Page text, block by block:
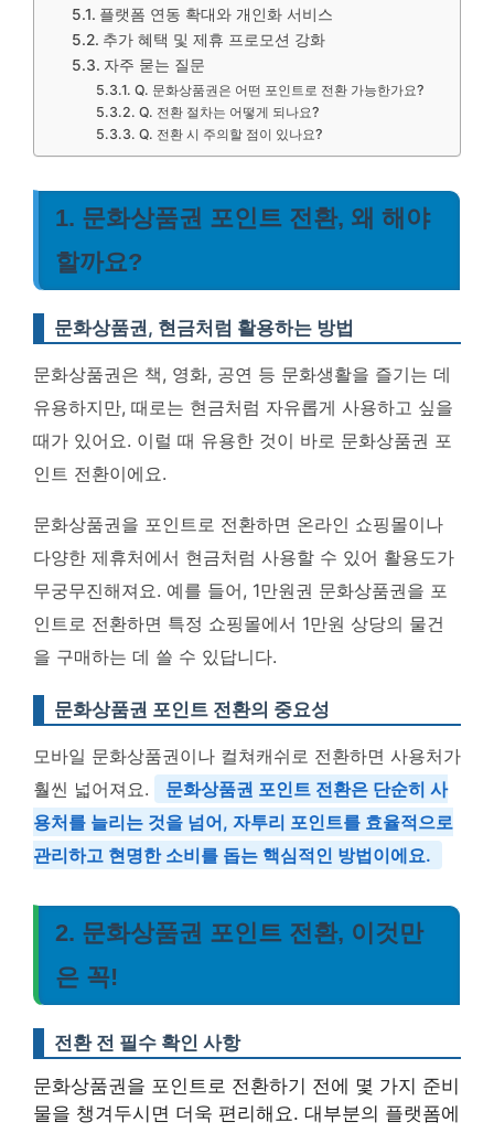
플랫폼 연동 확대와 개인화 서비스
추가 혜택 및 제휴 프로모션 강화
자주 묻는 질문
Q. 문화상품권은 어떤 포인트로 전환 가능한가요?
Q. 전환 절차는 어떻게 되나요?
Q. 전환 시 주의할 점이 있나요?
1. 문화상품권 포인트 전환, 왜 해야
할까요?
문화상품권, 현금처럼 활용하는 방법
문화상품권은 책, 영화, 공연 등 문화생활을 즐기는 데
유용하지만, 때로는 현금처럼 자유롭게 사용하고 싶을
때가 있어요. 이럴 때 유용한 것이 바로 문화상품권 포
인트 전환이에요.
문화상품권을 포인트로 전환하면 온라인 쇼핑몰이나
다양한 제휴처에서 현금처럼 사용할 수 있어 활용도가
무궁무진해져요. 예를 들어, 1만원권 문화상품권을 포
인트로 전환하면 특정 쇼핑몰에서 1만원 상당의 물건
을 구매하는 데 쓸 수 있답니다.
문화상품권 포인트 전환의 중요성
모바일 문화상품권이나 컬쳐캐쉬로 전환하면 사용처가
훨씬 넓어져요.
문화상품권 포인트 전환은 단순히 사
용처를 늘리는 것을 넘어, 자투리 포인트를 효율적으로
관리하고 현명한 소비를 돕는 핵심적인 방법이에요.
2. 문화상품권 포인트 전환, 이것만
은 꼭!
전환 전 필수 확인 사항
문화상품권을 포인트로 전환하기 전에 몇 가지 준비
물을 챙겨두시면 더욱 편리해요. 대부분의 플랫폼에